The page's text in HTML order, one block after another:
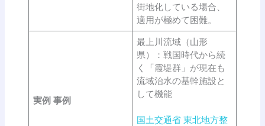
街地化している場合、
適用が極めて困難。
実例 事例
最上川流域（山形
県）：戦国時代から続
く「霞堤群」が現在も
流域治水の基幹施設と
して機能
国土交通省 東北地方整